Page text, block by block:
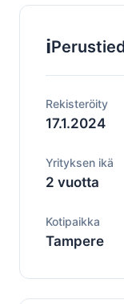
ℹ️
Rekisteröity
17.1.2024
Yrityksen ikä
2 vuotta
Kotipaikka
Tampere